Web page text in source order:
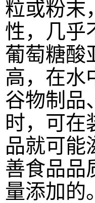
粒或粉末
性，几乎
葡萄糖酸
高，在水
谷物制品
时，可在
品就可能
善食品品
量添加的